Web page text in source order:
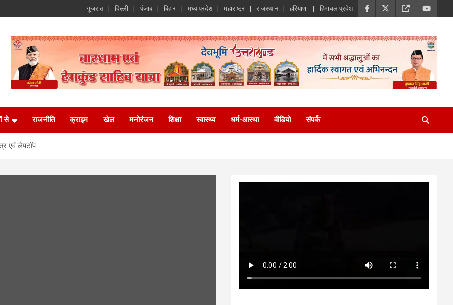
गुजरात दिल्ली पंजाब बिहार मध्य प्रदेश महाराष्ट्र राजस्थान हरियाणा हिमाचल प्रदेश
से राजनीति क्राइम खेल मनोरंजन शिक्षा स्वास्थ्य धर्म-आस्था वीडियो संपर्क
एवं लेपटॉप